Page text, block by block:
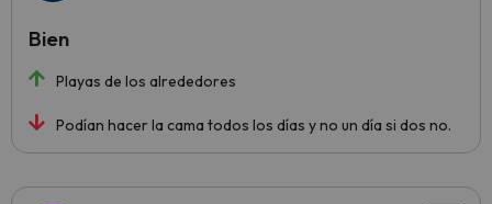
Playas de los alrededores
Podían hacer la cama todos los días y no un día si dos no.
Bien